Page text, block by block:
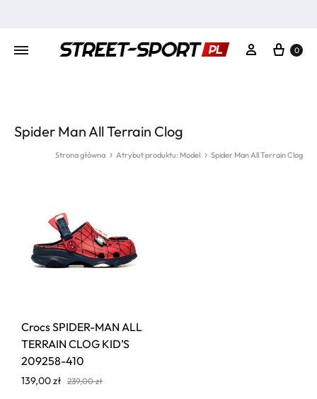
Moje konto
0
Spider Man All Terrain Clog
Strona główna Atrybut produktu: Model Spider Man All Terrain Clog
Crocs SPIDER-MAN ALL
TERRAIN CLOG KID’S
209258-410
139,00zł 239,00zł